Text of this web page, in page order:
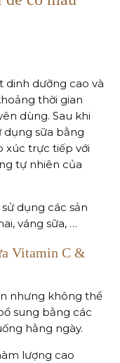
dinh dưỡng cao và
thời gian
dùng. Sau khi
dụng sữa bằng
xúc trực tiếp với
tự nhiên của
dụng các sản
váng sữa, …
Vitamin C &
nhưng không thể
sung bằng các
hằng ngày.
lượng cao